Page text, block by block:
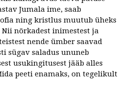
Jumala ime, saab
ning kristlus muutub üheks
nõrkadest inimestest ja
nende ümber saavad
sügav saladus ununeb
usukingitusest jääb alles
peeti enamaks, on tegelikult